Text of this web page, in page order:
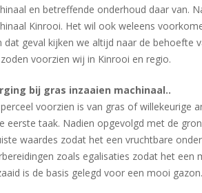
en betreffende onderhoud daar van.
Kinrooi. Het wil ook weleens
dat geval kijken we altijd naar de behoefte
voorzien wij in Kinrooi en regio.
bij gras inzaaien machinaal..
voorzien is van gras of willekeurige
eerste taak. Nadien opgevolgd met de
waardes zodat het een vruchtbare
zoals egalisaties zodat het een
is de basis gelegd voor een mooi gazon.